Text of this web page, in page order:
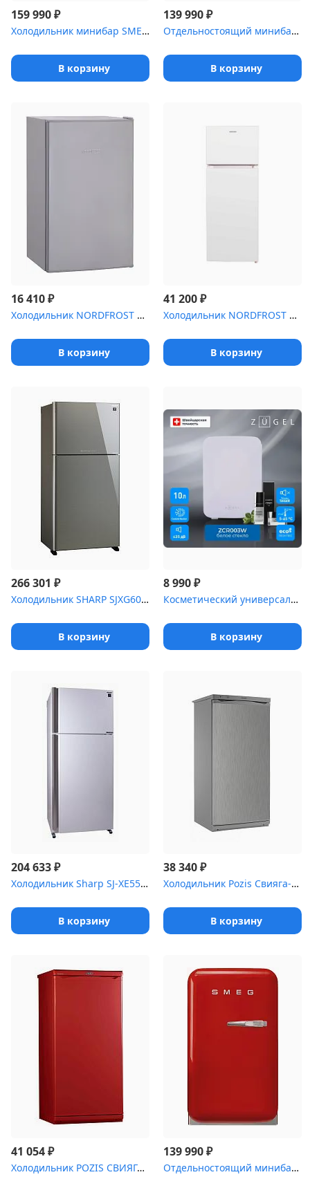
159 990₽
Холодильник минибар SMEG FAB5LSV5 (серебристый, стиль 50-х гг., п...
В корзину
139 990₽
Отдельностоящий минибар SMEG FAB5RBL5 черный, стиль 50-х гг., пет...
В корзину
16 410₽
Холодильник NORDFROST NR 403 S
В корзину
41 200₽
Холодильник NORDFROST RFT 210 W
В корзину
266 301 ₽
Холодильник SHARP SJXG60PGRD ""УНИКАЛЬНАЯ ТЕХНОЛОГИЯ ИО...
В корзину
8 990₽
Косметический универсальный холодильник ZUGEL ZCR003W белое стекл...
В корзину
204 633₽
Холодильник Sharp SJ-XE55PMWH белый жемчуг (двухкамерный)
В корзину
38 340₽
Холодильник Pozis Свияга-404-1 сереб металлоплас
В корзину
41 054₽
Холодильник POZIS СВИЯГА-513-5 рубиновый
139 990₽
Отдельностоящий минибар SMEG FAB5LRD5 красный, стиль 50-х гг., пе...